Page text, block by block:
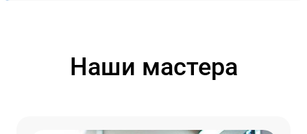
Наши мастера